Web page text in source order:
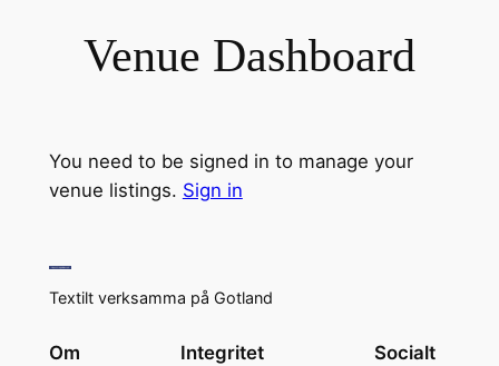
Venue Dashboard
You need to be signed in to manage your
venue listings. Sign in
Textilt verksamma på Gotland
Om Integritet Socialt